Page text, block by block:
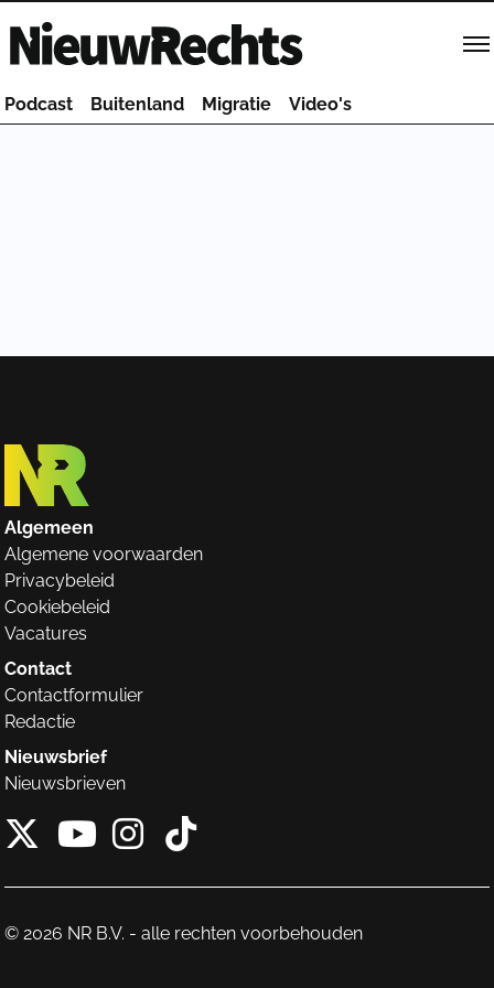
Homepage van NieuwRechts
Podcast Buitenland Migratie Video's
Algemeen
Algemene voorwaarden
Privacybeleid
Cookiebeleid
Vacatures
Contact
Contactformulier
Redactie
Nieuwsbrief
Nieuwsbrieven
X van NieuwRechts
Instagram van
Tiktok van
© 2026 NR B.V. - alle rechten voorbehouden